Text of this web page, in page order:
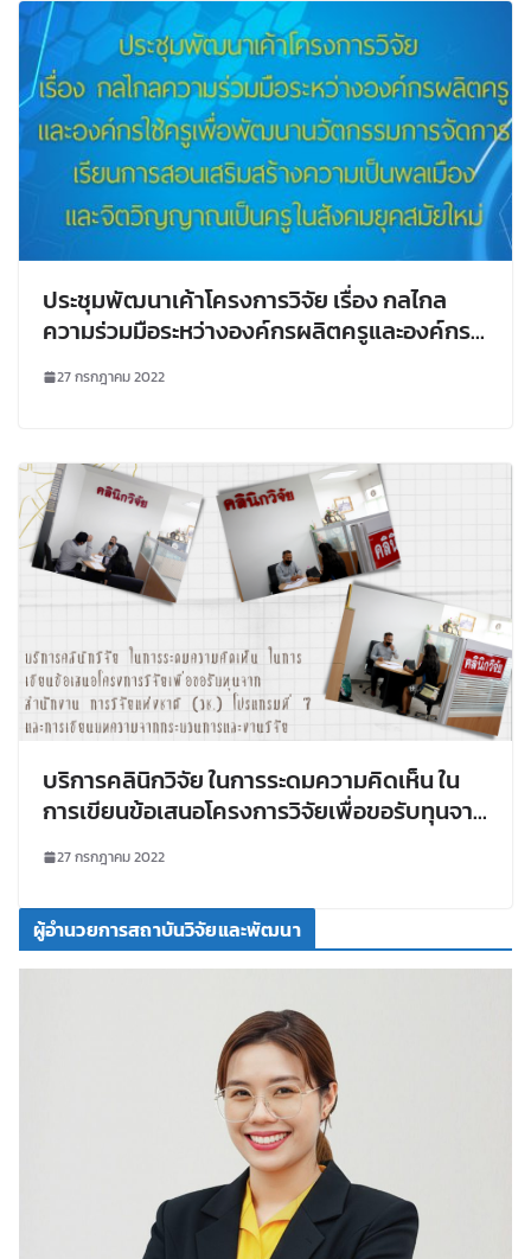
ประชุมพัฒนาเค้าโครงการวิจัย เรื่อง กลไกล
ความร่วมมือระหว่างองค์กรผลิตครูและองค์กร
สอนเสริมสร้างความเป็นพลเมืองและจิต
27 กรกฎาคม 2022
บริการคลินิกวิจัย ในการระดมความคิดเห็น ใน
การเขียนข้อเสนอโครงการวิจัยเพื่อขอรับทุนจาก
และการเขียนบทความจากกระบวนการและงาน
วิจัย
27 กรกฎาคม 2022
ผู้อำนวยการสถาบันวิจัยและพัฒนา